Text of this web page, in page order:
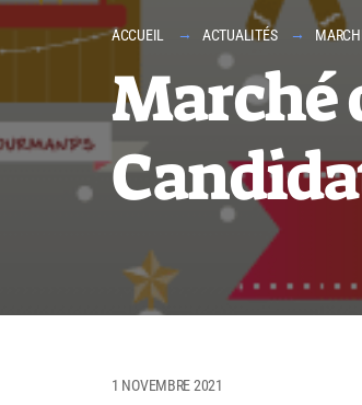
ACCUEIL ACTUALITÉS
Marché
1 NOVEMBRE 2021